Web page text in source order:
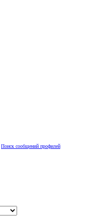
Поиск сообщений профилей